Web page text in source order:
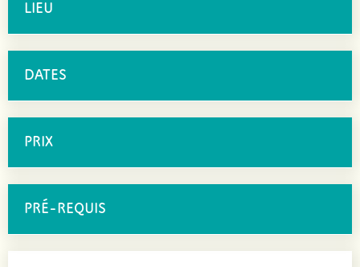
LIEU
DATES
PRIX
PRÉ-REQUIS